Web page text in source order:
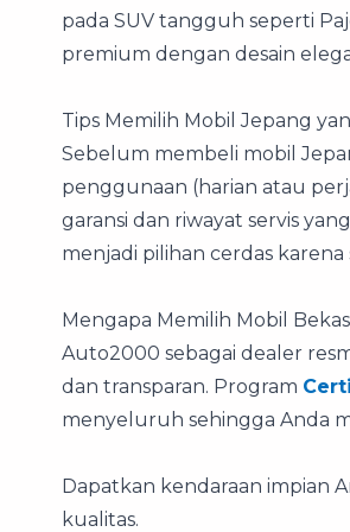
pada SUV tangguh seperti
premium dengan desain
Tips Memilih Mobil Jepang
Sebelum membeli mobil
penggunaan (harian atau
garansi dan riwayat servis
menjadi pilihan cerdas
Mengapa Memilih Mobil
Auto2000 sebagai dealer
dan transparan. Program
menyeluruh sehingga Anda
Dapatkan kendaraan impian
kualitas.